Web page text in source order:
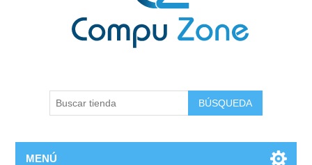
BÚSQUEDA
MENÚ